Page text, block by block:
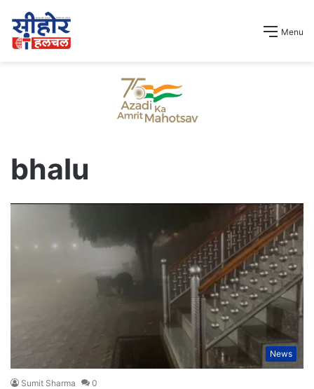
Menu
bhalu
News
Sumit Sharma 0